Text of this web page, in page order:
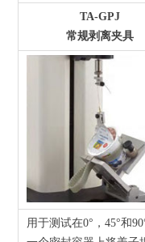
TA-GPJ
常规剥离夹具
用于测试在0°，45°和